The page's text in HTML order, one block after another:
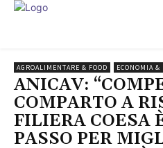
AGROALIMENTARE & FOOD ECONOMIA
ANICAV:
COMPARTO A
FILIERA COESA
PASSO PER